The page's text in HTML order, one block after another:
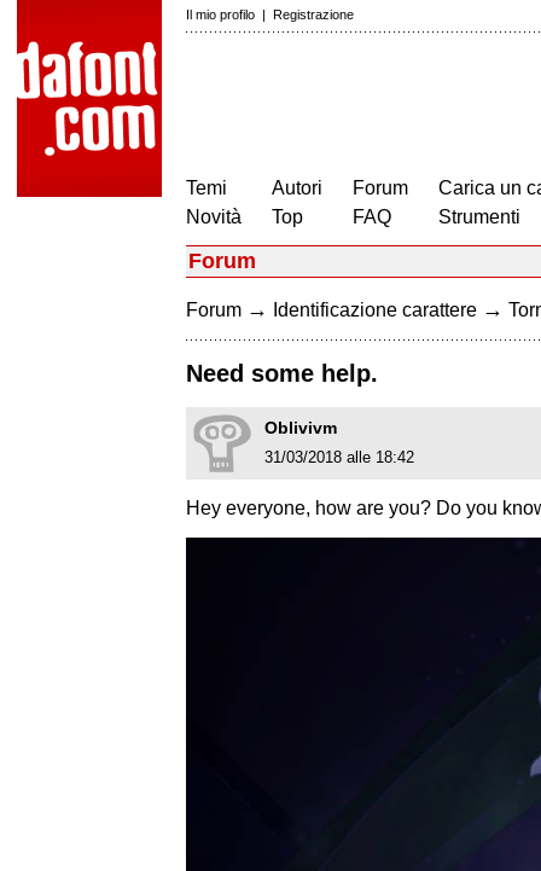
Il mio profilo | Registrazione
Temi
Novità
Autori
Top
Forum
FAQ
Carica un
Strumenti
Forum
Forum → Identificazione carattere →
Need some help.
Oblivivm
31/03/2018 alle 18:42
Hey everyone, how are you? Do you